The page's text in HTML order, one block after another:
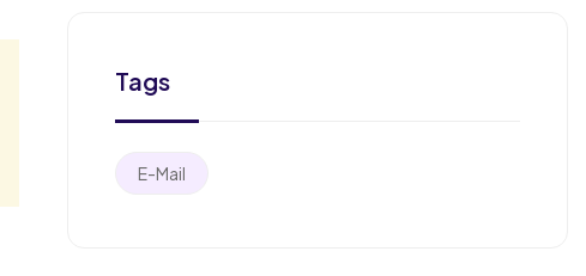
Tags
E-Mail